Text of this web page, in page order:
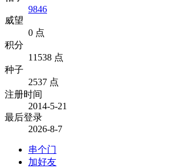
9846
威望
0 点
积分
11538 点
种子
2537 点
注册时间
2014-5-21
最后登录
2026-8-7
串个门
加好友